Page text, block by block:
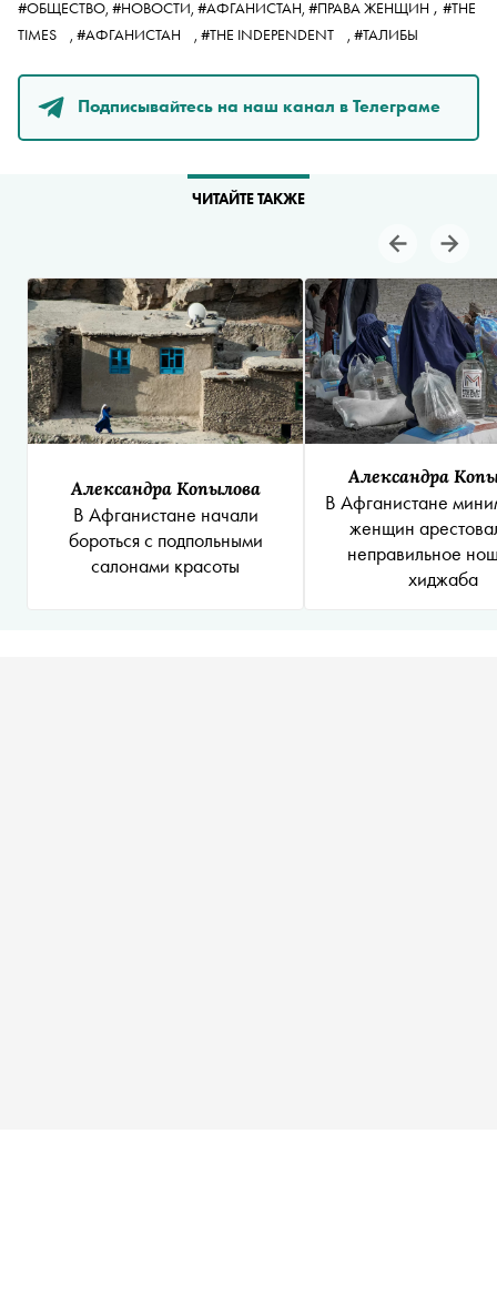
#ОБЩЕСТВО, #НОВОСТИ, #АФГАНИСТАН, #ПРАВА ЖЕНЩИН , #THE
TIMES
, #АФГАНИСТАН , #THE INDEPENDENT , #ТАЛИБЫ
Подписывайтесь на наш канал в Телеграме
ЧИТАЙТЕ ТАКЖЕ
Александра Копылова
В Афганистане начали
бороться с подпольными
салонами красоты
Александра
В Афганистане
женщин
неправильное
хиджаба